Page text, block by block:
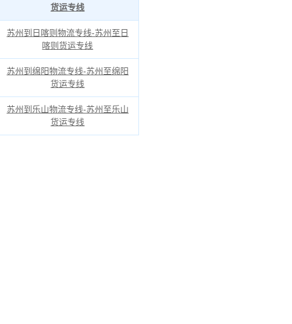
货运专线
苏州到日喀则物流专线-苏州至日
喀则货运专线
苏州到绵阳物流专线-苏州至绵阳
货运专线
苏州到乐山物流专线-苏州至乐山
货运专线